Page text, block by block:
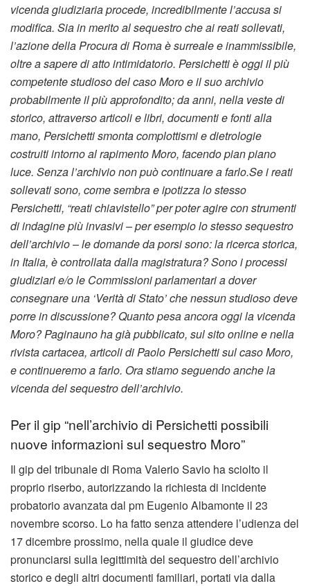
vicenda giudiziaria procede, incredibilmente l’accusa si
modifica. Sia in merito al sequestro che ai reati sollevati,
l’azione della Procura di Roma è surreale e inammissibile,
oltre a sapere di atto intimidatorio. Persichetti è oggi il più
competente studioso del caso Moro e il suo archivio
probabilmente il più approfondito; da anni, nella veste di
storico, attraverso articoli e libri, documenti e fonti alla
mano, Persichetti smonta complottismi e dietrologie
costruiti intorno al rapimento Moro, facendo pian piano
luce. Senza l’archivio non può continuare a farlo.Se i reati
sollevati sono, come sembra e ipotizza lo stesso
Persichetti, “reati chiavistello” per poter agire con strumenti
di indagine più invasivi – per esempio lo stesso sequestro
dell’archivio – le domande da porsi sono: la ricerca storica,
in Italia, è controllata dalla magistratura? Sono i processi
giudiziari e/o le Commissioni parlamentari a dover
consegnare una ‘Verità di Stato’ che nessun studioso deve
porre in discussione? Quanto pesa ancora oggi la vicenda
Moro? Paginauno ha già pubblicato, sul sito online e nella
rivista cartacea, articoli di Paolo Persichetti sul caso Moro,
e continueremo a farlo. Ora stiamo seguendo anche la
vicenda del sequestro dell’archivio.
Per il gip “nell’archivio di Persichetti possibili
nuove informazioni sul sequestro Moro”
Il gip del tribunale di Roma Valerio Savio ha sciolto il
proprio riserbo, autorizzando la richiesta di incidente
probatorio avanzata dal pm Eugenio Albamonte il 23
novembre scorso. Lo ha fatto senza attendere l’udienza del
17 dicembre prossimo, nella quale il giudice deve
pronunciarsi sulla legittimità del sequestro dell’archivio
storico e degli altri documenti familiari, portati via dalla